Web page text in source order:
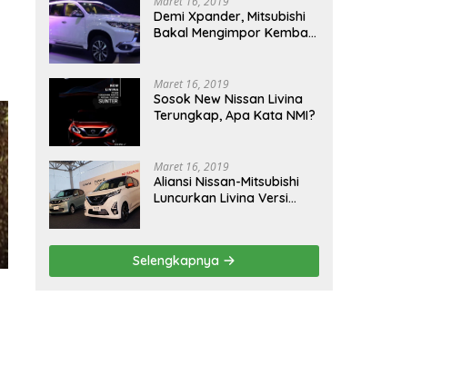
Demi Xpander, Mitsubishi
Bakal Mengimpor Kembali
Maret 16, 2019
Sosok New Nissan Livina
Terungkap, Apa Kata NMI?
Maret 16, 2019
Aliansi Nissan-Mitsubishi
Luncurkan Livina Versi
Selengkapnya